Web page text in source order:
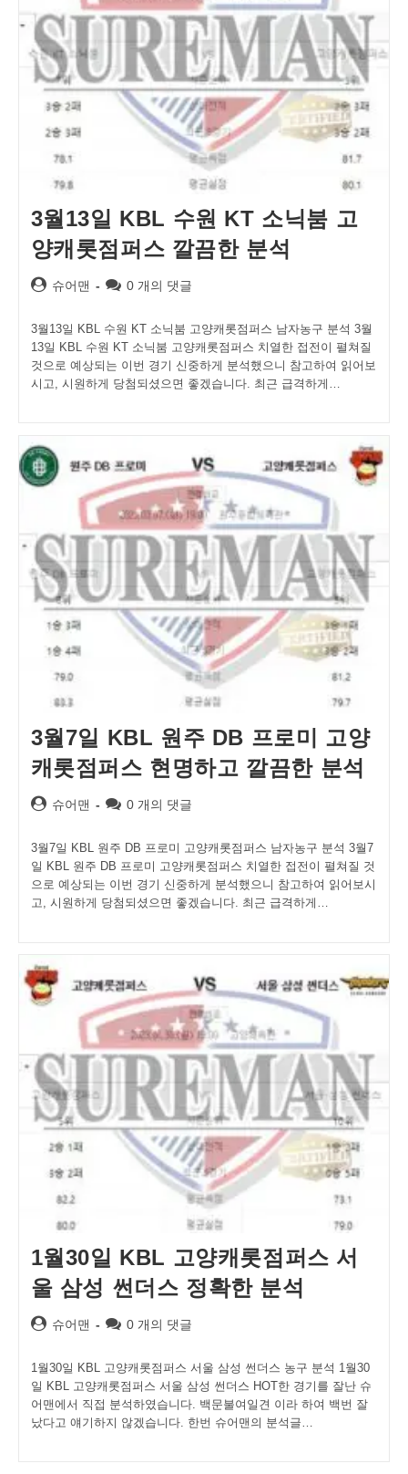
3월13일 KBL 수원 KT 소닉붐 고
양캐롯점퍼스 깔끔한 분석
Post슈어맨
Post0 개의 댓글
3월13일 KBL 수원 KT 소닉붐 고양캐롯점퍼스 남자농구 분석 3월
13일 KBL 수원 KT 소닉붐 고양캐롯점퍼스 치열한 접전이 펼쳐질
것으로 예상되는 이번 경기 신중하게 분석했으니 참고하여 읽어보
시고, 시원하게 당첨되셨으면 좋겠습니다. 최근 급격하게…
3월7일 KBL 원주 DB 프로미 고양
캐롯점퍼스 현명하고 깔끔한 분석
Post슈어맨
Post0 개의 댓글
3월7일 KBL 원주 DB 프로미 고양캐롯점퍼스 남자농구 분석 3월7
일 KBL 원주 DB 프로미 고양캐롯점퍼스 치열한 접전이 펼쳐질 것
으로 예상되는 이번 경기 신중하게 분석했으니 참고하여 읽어보시
고, 시원하게 당첨되셨으면 좋겠습니다. 최근 급격하게…
1월30일 KBL 고양캐롯점퍼스 서
울 삼성 썬더스 정확한 분석
Post슈어맨
Post0 개의 댓글
1월30일 KBL 고양캐롯점퍼스 서울 삼성 썬더스 농구 분석 1월30
일 KBL 고양캐롯점퍼스 서울 삼성 썬더스 HOT한 경기를 잘난 슈
어맨에서 직접 분석하였습니다. 백문불여일견 이라 하여 백번 잘
났다고 얘기하지 않겠습니다. 한번 슈어맨의 분석글…